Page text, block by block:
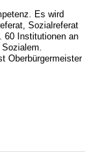
Es wird
Sozialreferat
60 Institutionen an
Oberbürgermeister